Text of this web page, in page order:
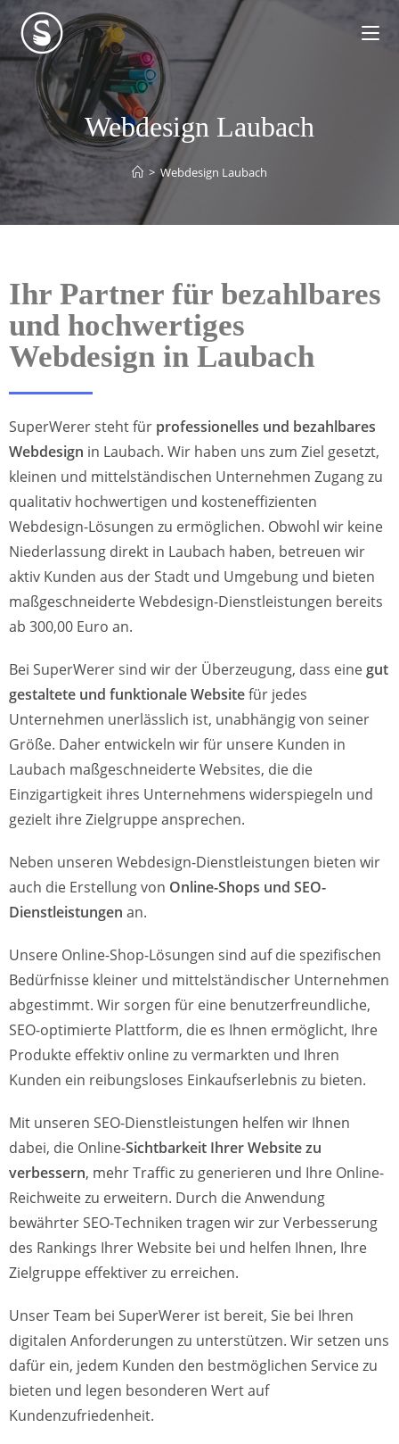
Webdesign Laubach
> Webdesign Laubach
Ihr Partner für bezahlbares
und hochwertiges
Webdesign in Laubach
SuperWerer steht für professionelles und bezahlbares
Webdesign in Laubach. Wir haben uns zum Ziel gesetzt,
kleinen und mittelständischen Unternehmen Zugang zu
qualitativ hochwertigen und kosteneffizienten
Webdesign-Lösungen zu ermöglichen. Obwohl wir keine
Niederlassung direkt in Laubach haben, betreuen wir
aktiv Kunden aus der Stadt und Umgebung und bieten
maßgeschneiderte Webdesign-Dienstleistungen bereits
ab 300,00 Euro an.
Bei SuperWerer sind wir der Überzeugung, dass eine gut
gestaltete und funktionale Websitefür jedes
Unternehmen unerlässlich ist, unabhängig von seiner
Größe. Daher entwickeln wir für unsere Kunden in
Laubach maßgeschneiderte Websites, die die
Einzigartigkeit ihres Unternehmens widerspiegeln und
gezielt ihre Zielgruppe ansprechen.
Neben unseren Webdesign-Dienstleistungen bieten wir
auch die Erstellung von Online-Shops und SEO-
Dienstleistungen an.
Unsere Online-Shop-Lösungen sind auf die spezifischen
Bedürfnisse kleiner und mittelständischer Unternehmen
abgestimmt. Wir sorgen für eine benutzerfreundliche,
SEO-optimierte Plattform, die es Ihnen ermöglicht, Ihre
Produkte effektiv online zu vermarkten und Ihren
Kunden ein reibungsloses Einkaufserlebnis zu bieten.
Mit unseren SEO-Dienstleistungen helfen wir Ihnen
dabei, die Online-Sichtbarkeit Ihrer Website zu
verbessern, mehr Traffic zu generieren und Ihre Online-
Reichweite zu erweitern. Durch die Anwendung
bewährter SEO-Techniken tragen wir zur Verbesserung
des Rankings Ihrer Website bei und helfen Ihnen, Ihre
Zielgruppe effektiver zu erreichen.
Unser Team bei SuperWerer ist bereit, Sie bei Ihren
digitalen Anforderungen zu unterstützen. Wir setzen uns
dafür ein, jedem Kunden den bestmöglichen Service zu
bieten und legen besonderen Wert auf
Kundenzufriedenheit.